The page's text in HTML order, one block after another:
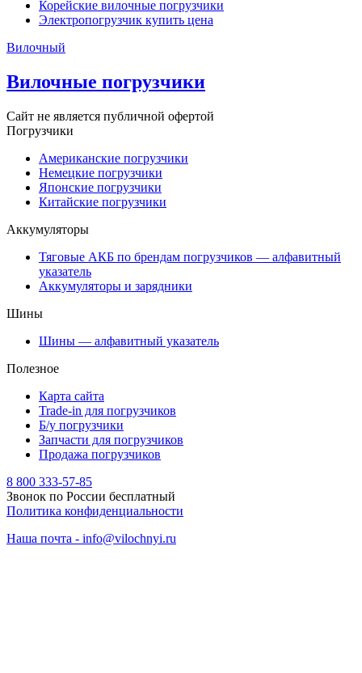
Корейские вилочные погрузчики
Электропогрузчик купить цена
Вилочный
Вилочные погрузчики
Сайт не является публичной офертой
Погрузчики
Американские погрузчики
Немецкие погрузчики
Японские погрузчики
Китайские погрузчики
Аккумуляторы
Тяговые АКБ по брендам погрузчиков — алфавитный
указатель
Аккумуляторы и зарядники
Шины
Шины — алфавитный указатель
Полезное
Карта сайта
Trade-in для погрузчиков
Б/у погрузчики
Запчасти для погрузчиков
Продажа погрузчиков
8 800 333-57-85
Звонок по России бесплатный
Политика конфиденциальности
Наша почта - info@vilochnyi.ru